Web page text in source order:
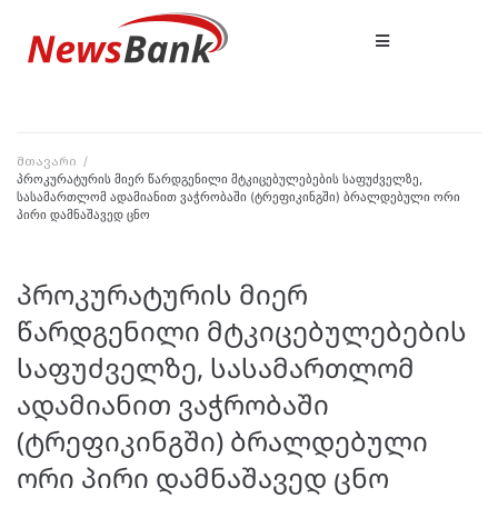
მთავარი /
პროკურატურის მიერ წარდგენილი მტკიცებულებების საფუძველზე,
სასამართლომ ადამიანით ვაჭრობაში (ტრეფიკინგში) ბრალდებული ორი
პირი დამნაშავედ ცნო
პროკურატურის მიერ
წარდგენილი მტკიცებულებების
საფუძველზე, სასამართლომ
ადამიანით ვაჭრობაში
(ტრეფიკინგში) ბრალდებული
ორი პირი დამნაშავედ ცნო